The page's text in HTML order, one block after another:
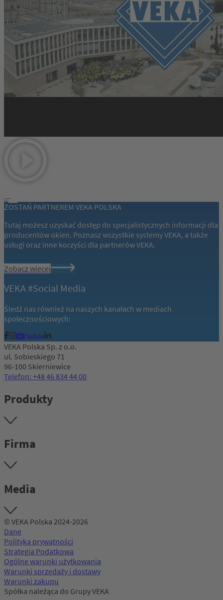
ZOSTAŃ PARTNEREM VEKA POLSKA
Tutaj możesz uzyskać dostęp do specjalistycznych informacji dla
producentów okien. Poznasz wszystkie systemy VEKA, a także
usługi oraz inne korzyści dla partnerów VEKA.
Zobacz więcej
VEKA #Social Media
Śledź nas również na naszych kanałach w mediach
społecznościowych:
VEKA Polska Sp. z o.o.
ul. Sobieskiego 71
96-100 Skierniewice
Telefon: +48 46 834 44 00
Produkty
Firma
Media
© VEKA Polska 2024-2026
Dane
Polityka prywatności
Strategia Podatkowa
Ogólne warunki użytkowania
Warunki sprzedaży i dostawy
Warunki zakupu
Spółka należąca do Grupy VEKA